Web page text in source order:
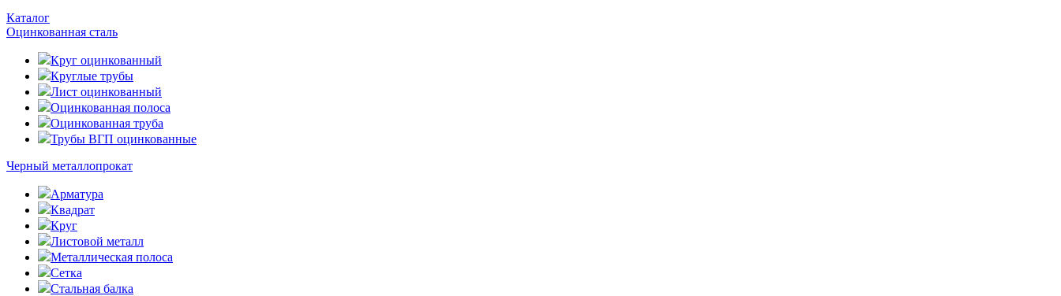
Каталог
Оцинкованная сталь
Круг оцинкованный
Круглые трубы
Лист оцинкованный
Оцинкованная полоса
Оцинкованная труба
Трубы ВГП оцинкованные
Черный металлопрокат
Арматура
Квадрат
Круг
Листовой металл
Металлическая полоса
Сетка
Стальная балка